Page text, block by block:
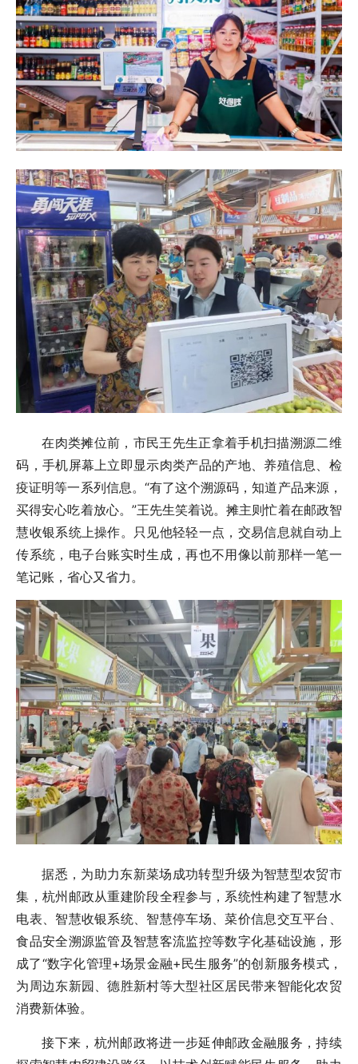
在肉类摊位前，市民王先生正拿着手机扫描溯源二维
码，手机屏幕上立即显示肉类产品的产地、养殖信息、检
疫证明等一系列信息。“有了这个溯源码，知道产品来源，
买得安心吃着放心。”王先生笑着说。摊主则忙着在邮政智
慧收银系统上操作。只见他轻轻一点，交易信息就自动上
传系统，电子台账实时生成，再也不用像以前那样一笔一
笔记账，省心又省力。
据悉，为助力东新菜场成功转型升级为智慧型农贸市
集，杭州邮政从重建阶段全程参与，系统性构建了智慧水
电表、智慧收银系统、智慧停车场、菜价信息交互平台、
食品安全溯源监管及智慧客流监控等数字化基础设施，形
成了“数字化管理+场景金融+民生服务”的创新服务模式，
为周边东新园、德胜新村等大型社区居民带来智能化农贸
消费新体验。
接下来，杭州邮政将进一步延伸邮政金融服务，持续